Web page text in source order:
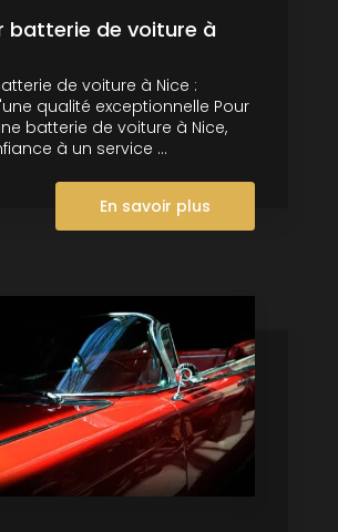
batterie de voiture à
de voiture à Nice :
qualité exceptionnelle Pour
batterie de voiture à Nice,
à un service ...
En savoir plus